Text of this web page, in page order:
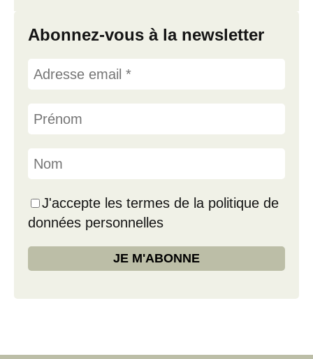
Abonnez-vous à la newsletter
J'accepte les termes de la politique de
données personnelles